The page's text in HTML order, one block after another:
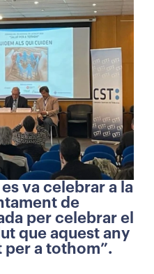
va celebrar a la
de
per celebrar el
que aquest any
per a tothom”.